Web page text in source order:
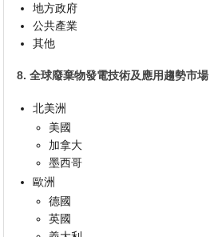
地方政府
公共產業
其他
8. 全球廢棄物發電技術及應用趨勢市場
北美洲
美國
加拿大
墨西哥
歐洲
德國
英國